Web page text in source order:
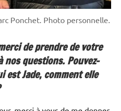
Ponchet. Photo personnelle.
de prendre de votre
nos questions. Pouvez-
est Jade, comment elle